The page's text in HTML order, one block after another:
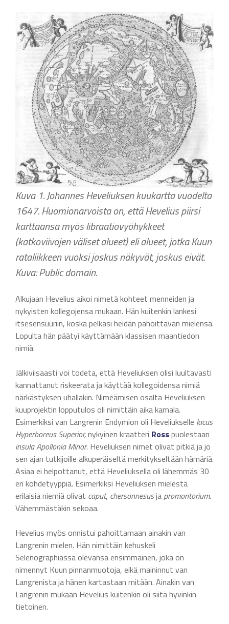
Kuva 1. Johannes Heveliuksen kuukartta vuodelta
1647. Huomionarvoista on, että Hevelius piirsi
karttaansa myös libraatiovyöhykkeet
(katkoviivojen väliset alueet) eli alueet, jotka Kuun
rataliikkeen vuoksi joskus näkyvät, joskus eivät.
Kuva: Public domain.
Alkujaan Hevelius aikoi nimetä kohteet menneiden ja
nykyisten kollegojensa mukaan. Hän kuitenkin lankesi
itsesensuuriin, koska pelkäsi heidän pahoittavan mielensä.
Lopulta hän päätyi käyttämään klassisen maantiedon
nimiä.
Jälkiviisaasti voi todeta, että Heveliuksen olisi luultavasti
kannattanut riskeerata ja käyttää kollegoidensa nimiä
närkästyksen uhallakin. Nimeämisen osalta Heveliuksen
kuuprojektin lopputulos oli nimittäin aika kamala.
Esimerkiksi van Langrenin Endymion oli Heveliukselle lacus
Hyperboreus Superior,nykyinen kraatteri Rosspuolestaan
insula Apollonia Minor. Heveliuksen nimet olivat pitkiä ja jo
sen ajan tutkijoille alkuperäiseltä merkitykseltään hämäriä.
Asiaa ei helpottanut, että Heveliuksella oli lähemmäs 30
eri kohdetyyppiä. Esimerkiksi Heveliuksen mielestä
erilaisia niemiä olivat caput, chersonnesusja promontorium.
Vähemmästäkin sekoaa.
Hevelius myös onnistui pahoittamaan ainakin van
Langrenin mielen. Hän nimittäin kehuskeli
Selenographiassa olevansa ensimmäinen, joka on
nimennyt Kuun pinnanmuotoja, eikä maininnut van
Langrenista ja hänen kartastaan mitään. Ainakin van
Langrenin mukaan Hevelius kuitenkin oli siitä hyvinkin
tietoinen.